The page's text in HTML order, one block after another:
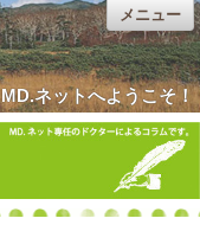
MD.ネットへようこそ！
メニュー